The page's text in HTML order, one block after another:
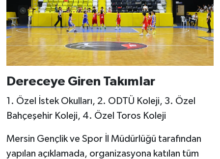
Dereceye Giren Takımlar
1. Özel İstek Okulları, 2. ODTÜ Koleji, 3. Özel
Bahçeşehir Koleji, 4. Özel Toros Koleji
Mersin Gençlik ve Spor İl Müdürlüğü tarafından
yapılan açıklamada, organizasyona katılan tüm